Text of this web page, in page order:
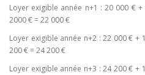
Loyer exigible année n+1 : 20 000 €
2000 € = 22 000 €
Loyer exigible année n+2 : 22 000 € +
200 € = 24 200 €
Loyer exigible année n+3 : 24 200 € +